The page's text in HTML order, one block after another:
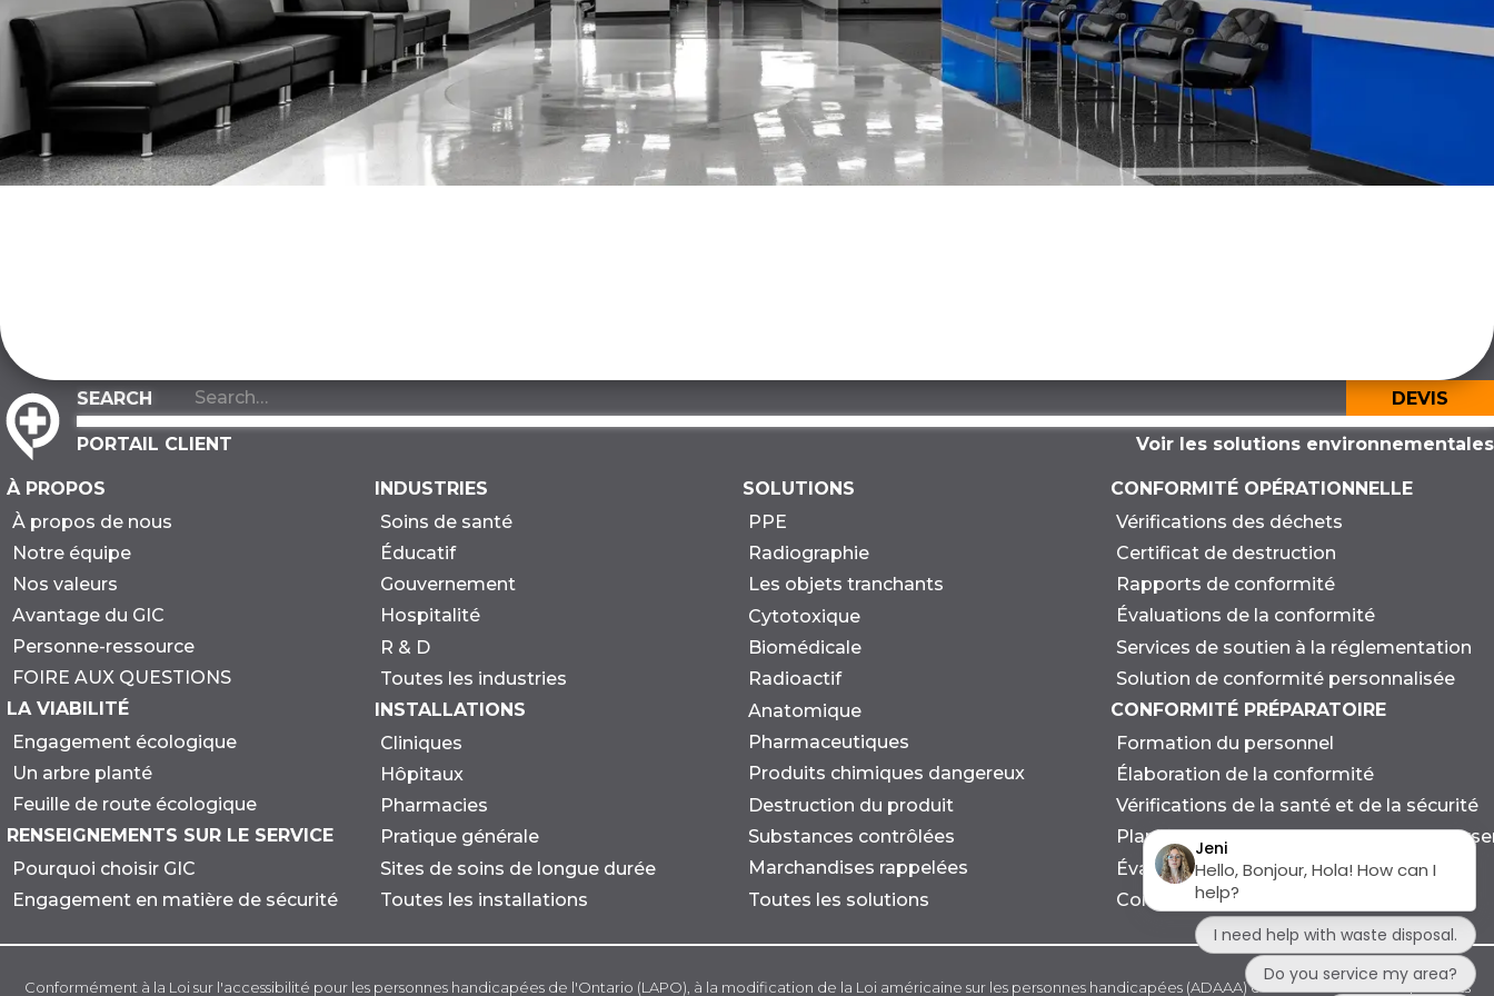
DEVIS
PORTAIL CLIENT Voir les solutions environnementales
À PROPOS
À propos de nous
Notre équipe
Nos valeurs
Avantage du GIC
Personne-ressource
FOIRE AUX QUESTIONS
LA VIABILITÉ
Engagement écologique
Un arbre planté
Feuille de route écologique
RENSEIGNEMENTS SUR LE SERVICE
Pourquoi choisir GIC
Engagement en matière de sécurité
INDUSTRIES
Soins de santé
Éducatif
Gouvernement
Hospitalité
R & D
Toutes les industries
INSTALLATIONS
Cliniques
Hôpitaux
Pharmacies
Pratique générale
Sites de soins de longue durée
Toutes les installations
SOLUTIONS
PPE
Radiographie
Les objets tranchants
Cytotoxique
Biomédicale
Radioactif
Anatomique
Pharmaceutiques
Produits chimiques dangereux
Destruction du produit
Substances contrôlées
Marchandises rappelées
Toutes les solutions
CONFORMITÉ OPÉRATIONNELLE
Vérifications des déchets
Certificat de destruction
Rapports de conformité
Évaluations de la conformité
Services de soutien à la réglementation
Solution de conformité personnalisée
CONFORMITÉ PRÉPARATOIRE
Formation du personnel
Élaboration de la conformité
Vérifications de la santé et de la sécurité
Planification des urgences et des
Évaluation environnementale
Consultation en matière de durabilité
Conformément à la Loi sur l'accessibilité pour les personnes handicapées de l'Ontario (LAPO), à la modification de la Loi américaine sur les personnes handicapées (ADAAA) et à d'autres lois et règlements